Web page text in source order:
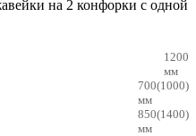
1200
мм
700(1000)
мм
850(1400)
мм